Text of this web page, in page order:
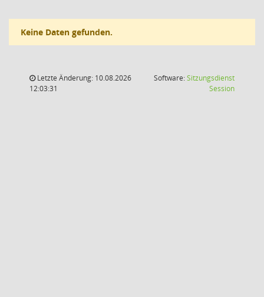
Keine Daten gefunden.
Letzte Änderung: 10.08.2026
12:03:31
Software:Sitzungsdienst
Session(Wird in